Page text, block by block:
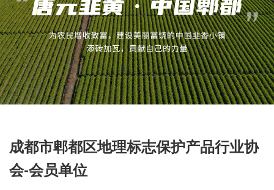
成都市郫都区地理标志保护产品行业协
会-会员单位